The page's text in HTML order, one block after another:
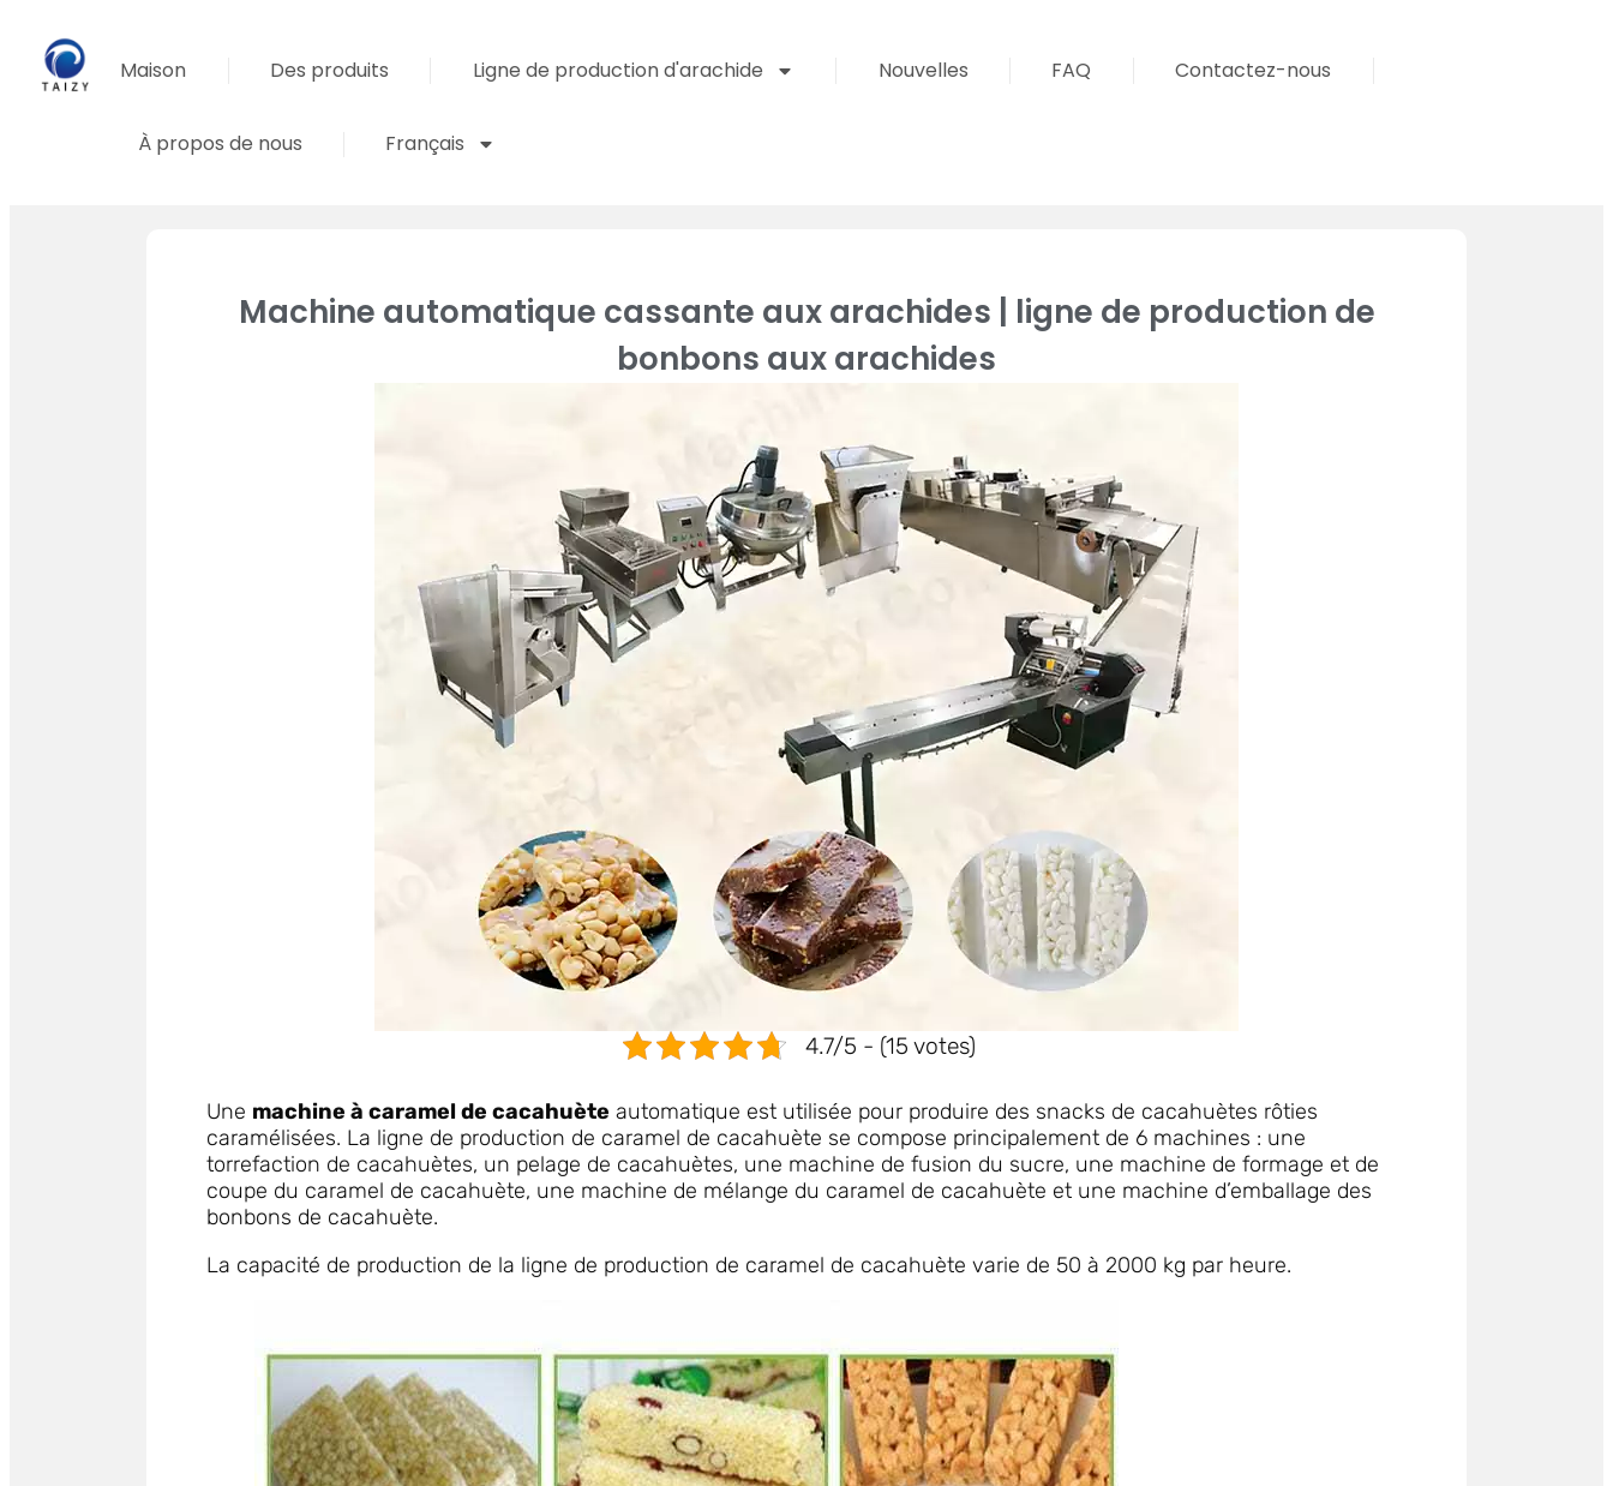
Maison Des produits Ligne de production d'arachide Nouvelles FAQ Contactez-nous
À propos de nous Français
Machine automatique cassante aux arachides | ligne de production de
bonbons aux arachides
4.7/5 - (15 votes)
Une machine à caramel de cacahuète automatique est utilisée pour produire des snacks de cacahuètes rôties
caramélisées. La ligne de production de caramel de cacahuète se compose principalement de 6 machines : une
torrefaction de cacahuètes, un pelage de cacahuètes, une machine de fusion du sucre, une machine de formage et de
coupe du caramel de cacahuète, une machine de mélange du caramel de cacahuète et une machine d’emballage des
bonbons de cacahuète.
La capacité de production de la ligne de production de caramel de cacahuète varie de 50 à 2000 kg par heure.